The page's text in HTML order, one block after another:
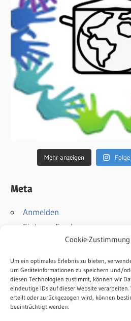
Cookie-
Um ein optimales Erlebnis zu bieten,
um Geräteinformationen zu speichern und/
diesen Technologien zustimmt, können wir
eindeutige IDs auf dieser Website
erteilt oder zurückgezogen wird, können
beeinträchtigt werden.
Mehr anzeigen
Meta
Anmelden
Eintrags-Feed
Kommentar-Feed
WordPress.org
Kontakt
Impressum
Datenschutz